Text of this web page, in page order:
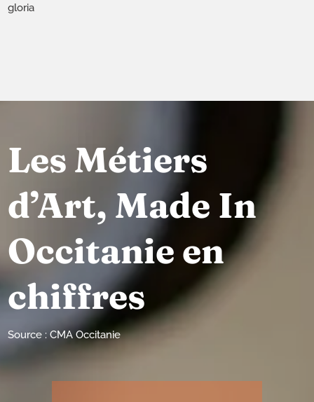
gloria
Les Métiers
d’Art, Made In
Occitanie en
chiffres
Source : CMA Occitanie